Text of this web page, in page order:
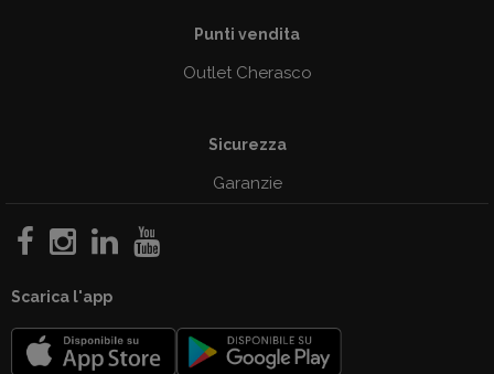
Punti vendita
Outlet Cherasco
Sicurezza
Garanzie
Scarica l'app